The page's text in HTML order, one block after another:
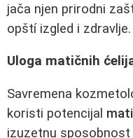
jača njen prirodni
opští izgled i zdravlje.
Uloga matičnih
Savremena
koristi potencijal
izuzetnu